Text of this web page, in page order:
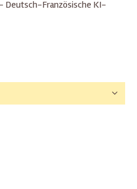
Deutsch-Französische KI-